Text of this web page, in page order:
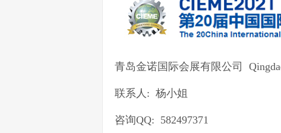
青岛金诺国际会展有限公司
联系人: 杨小姐
咨询QQ: 582497371